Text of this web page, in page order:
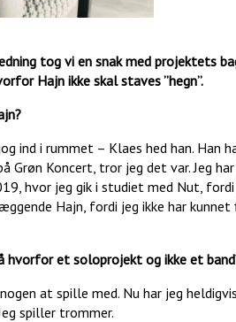
tog vi en snak med projektets
Hajn ikke skal staves ”hegn”.
ind i rummet – Klaes hed han. Han
Koncert, tror jeg det var. Jeg har
hvor jeg gik i studiet med Nut, fordi
Hajn, fordi jeg ikke har
et soloprojekt og ikke et
at spille med. Nu har jeg
spiller trommer.